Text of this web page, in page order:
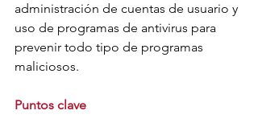
administración de cuentas de usuario y
uso de programas de antivirus para
prevenir todo tipo de programas
maliciosos.
Puntos clave